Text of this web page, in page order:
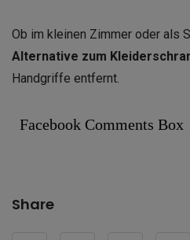
Ob im kleinen Zimmer oder als
Alternative zum
Handgriffe entfernt.
Facebook Comments Box
Share